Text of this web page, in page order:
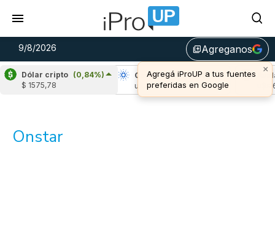
9/8/2026 library_addAgreganos
×
Agregá iProUP a tus fuentes
preferidas en Google
Dólar cripto (0,84%)
$ 1575,78
Ripple (-0,19%)
u$s 1,04
Cardano (-1,36%)
u$s 0,20
u$s
Onstar